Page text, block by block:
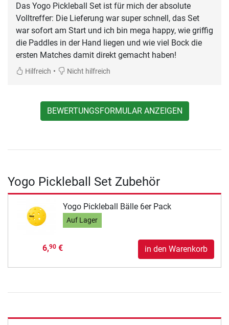
Das Yogo Pickleball Set ist für mich der absolute
Volltreffer: Die Lieferung war super schnell, das Set
war sofort am Start und ich bin mega happy, wie griffig
die Paddles in der Hand liegen und wie viel Bock die
ersten Matches damit direkt gemacht haben!
Hilfreich • Nicht hilfreich
BEWERTUNGSFORMULAR ANZEIGEN
Yogo Pickleball Set Zubehör
Yogo Pickleball Bälle 6er Pack
Auf Lager
6,90€ in den Warenkorb